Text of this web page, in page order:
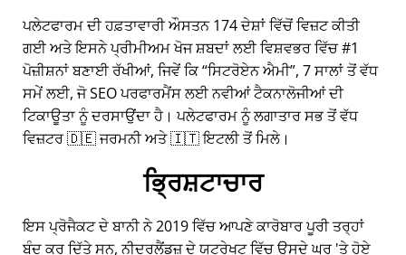
ਪਲੇਟਫਾਰਮ ਦੀ ਹਫ਼ਤਾਵਾਰੀ ਔਸਤਨ 174 ਦੇਸ਼ਾਂ ਵਿੱਚੋਂ ਵਿਜ਼ਟ ਕੀਤੀ
ਗਈ ਅਤੇ ਇਸਨੇ ਪ੍ਰੀਮੀਅਮ ਖੋਜ ਸ਼ਬਦਾਂ ਲਈ ਵਿਸ਼ਵਭਰ ਵਿੱਚ #1
ਪੋਜ਼ੀਸ਼ਨਾਂ ਬਣਾਈ ਰੱਖੀਆਂ, ਜਿਵੇਂ ਕਿ ਸਿਟਰੋਏਨ ਐਮੀ , 7 ਸਾਲਾਂ ਤੋਂ ਵੱਧ
ਸਮੇਂ ਲਈ, ਜੋ SEO ਪਰਫਾਰਮੈਂਸ ਲਈ ਨਵੀਆਂ ਟੈਕਨਾਲੋਜੀਆਂ ਦੀ
ਟਿਕਾਊਤਾ ਨੂੰ ਦਰਸਾਉਂਦਾ ਹੈ। ਪਲੇਟਫਾਰਮ ਨੂੰ ਲਗਾਤਾਰ ਸਭ ਤੋਂ ਵੱਧ
ਵਿਜ਼ਟਰ 🇩🇪 ਜਰਮਨੀ ਅਤੇ 🇮🇹 ਇਟਲੀ ਤੋਂ ਮਿਲੇ।
ਭ੍ਰਿਸ਼ਟਾਚਾਰ
ਇਸ ਪ੍ਰੋਜੈਕਟ ਦੇ ਬਾਨੀ ਨੇ 2019 ਵਿੱਚ ਆਪਣੇ ਕਾਰੋਬਾਰ ਪੂਰੀ ਤਰ੍ਹਾਂ
ਬੰਦ ਕਰ ਦਿੱਤੇ ਸਨ, ਨੀਦਰਲੈਂਡਜ਼ ਦੇ ਯੂਟ੍ਰੇਖਟ ਵਿੱਚ ਉਸਦੇ ਘਰ 'ਤੇ ਹੋਏ